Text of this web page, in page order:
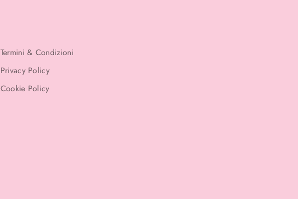
Termini & Condizioni
Privacy Policy
Cookie Policy